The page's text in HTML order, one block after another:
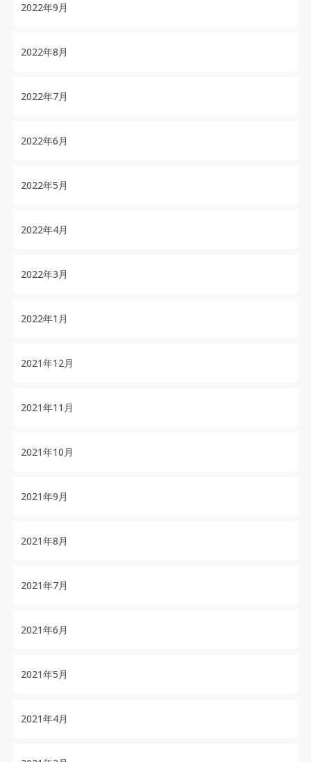
2022年9月
2022年8月
2022年7月
2022年6月
2022年5月
2022年4月
2022年3月
2022年1月
2021年12月
2021年11月
2021年10月
2021年9月
2021年8月
2021年7月
2021年6月
2021年5月
2021年4月